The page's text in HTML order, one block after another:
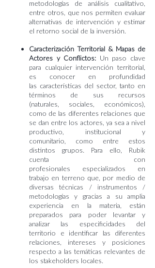
metodologías de análisis cualitativo,
entre otros, que nos permiten evaluar
alternativas de intervención y estimar
el retorno social de la inversión.
Caracterización Territorial & Mapas de
Actores y Conflictos: Un paso
clave
para cualquier intervención territorial,
es conocer en profundidad
las características del sector, tanto en
términos de sus recursos
(naturales, sociales, económicos),
como de las diferentes relaciones que
se dan entre los actores, ya sea a nivel
productivo, institucional y
comunitario, como entre estos
distintos grupos.
Para ello, Rubik
cuenta con
profesionales especializados en
trabajo en terreno que, por medio de
diversas técnicas / instrumentos /
metodologías y gracias a su amplia
experiencia en la materia, están
preparados para poder levantar y
analizar las especificidades del
territorio e identificar las diferentes
relaciones, intereses y posiciones
respecto a las temáticas relevantes de
los stakeholders locales.